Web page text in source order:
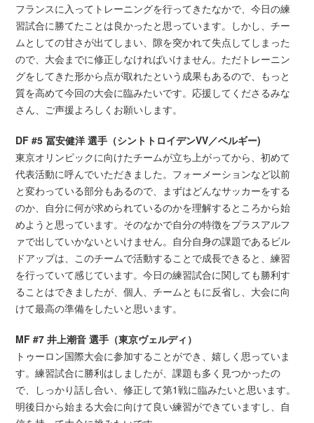
フランスに入ってトレーニングを行ってきたなかで、今日の練
習試合に勝てたことは良かったと思っています。しかし、チー
ムとしての甘さが出てしまい、隙を突かれて失点してしまった
ので、大会までに修正しなければいけません。ただトレーニン
グをしてきた形から点が取れたという成果もあるので、もっと
質を高めて今回の大会に臨みたいです。応援してくださるみな
さん、ご声援よろしくお願いします。
DF #5 冨安健洋 選手（シントトロイデンVV／ベルギー)
東京オリンピックに向けたチームが立ち上がってから、初めて
代表活動に呼んでいただきました。フォーメーションなど以前
と変わっている部分もあるので、まずはどんなサッカーをする
のか、自分に何が求められているのかを理解するところから始
めようと思っています。そのなかで自分の特徴をプラスアルフ
ァで出していかないといけません。自分自身の課題であるビル
ドアップは、このチームで活動することで成長できると、練習
を行っていて感じています。今日の練習試合に関しても勝利す
ることはできましたが、個人、チームともに反省し、大会に向
けて最高の準備をしたいと思います。
MF #7 井上潮音 選手（東京ヴェルディ）
トゥーロン国際大会に参加することができ、嬉しく思っていま
す。練習試合に勝利はしましたが、課題も多く見つかったの
で、しっかり話し合い、修正して第1戦に臨みたいと思います。
明後日から始まる大会に向けて良い練習ができていますし、自